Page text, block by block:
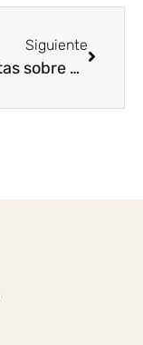
Siguiente
Preguntas sobre el abono del olivo